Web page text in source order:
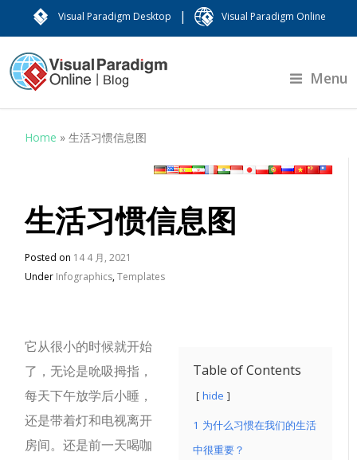
Visual Paradigm Desktop | Visual Paradigm Online
Menu
Home »生活习惯信息图
生活习惯信息图
Posted on 14 4 月, 2021
Under Infographics,Templates
Table of Contents
hide
1 为什么习惯在我们的生活
中很重要？
它从很小的时候就开始
了，无论是吮吸拇指，
每天下午放学后小睡，
还是带着灯和电视离开
房间。还是前一天喝咖